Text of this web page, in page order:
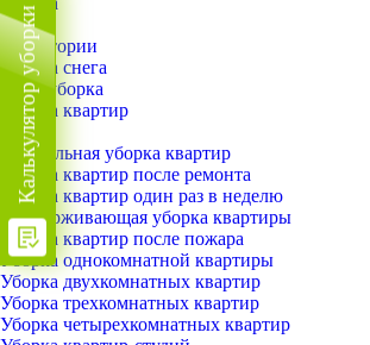
Назад
Территории
Уборка снега
ВИП-уборка
Уборка квартир
Назад
Генеральная уборка квартир
Уборка квартир после ремонта
Уборка квартир один раз в неделю
Поддерживающая уборка квартиры
Уборка квартир после пожара
Уборка однокомнатной квартиры
Уборка двухкомнатных квартир
Уборка трехкомнатных квартир
Уборка четырехкомнатных квартир
Калькулятор уборки